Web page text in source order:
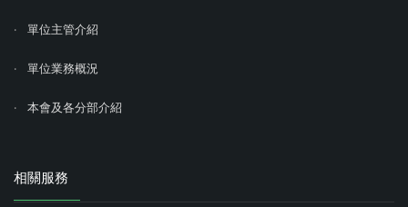
單位主管介紹
單位業務概況
本會及各分部介紹
相關服務